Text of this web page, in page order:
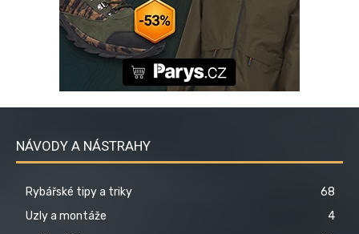
NÁVODY A NÁSTRAHY
Rybářské tipy a triky
68
Uzly a montáže
4